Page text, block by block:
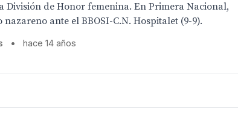
División de Honor femenina. En Primera Nacional,
ante el BBOSI-C.N. Hospitalet (9-9).
• hace 14 años